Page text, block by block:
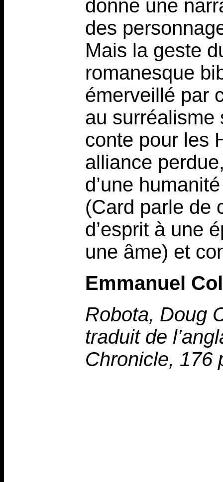
donne une
des
Mais la geste
romanesque
émerveillé par
au surréalisme
conte pour les
alliance
d’une
(Card parle de
d’esprit à une
une âme) et
Emmanuel
Robota, Doug
traduit de
Chronicle, 176